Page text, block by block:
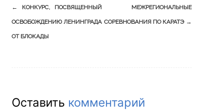
Навигация
по
записям
← КОНКУРС, ПОСВЯЩЕННЫЙ
ОСВОБОЖДЕНИЮ ЛЕНИНГРАДА
ОТ БЛОКАДЫ
МЕЖРЕГИОНАЛЬНЫЕ
СОРЕВНОВАНИЯ ПО КАРАТЭ →
Оставить комментарий